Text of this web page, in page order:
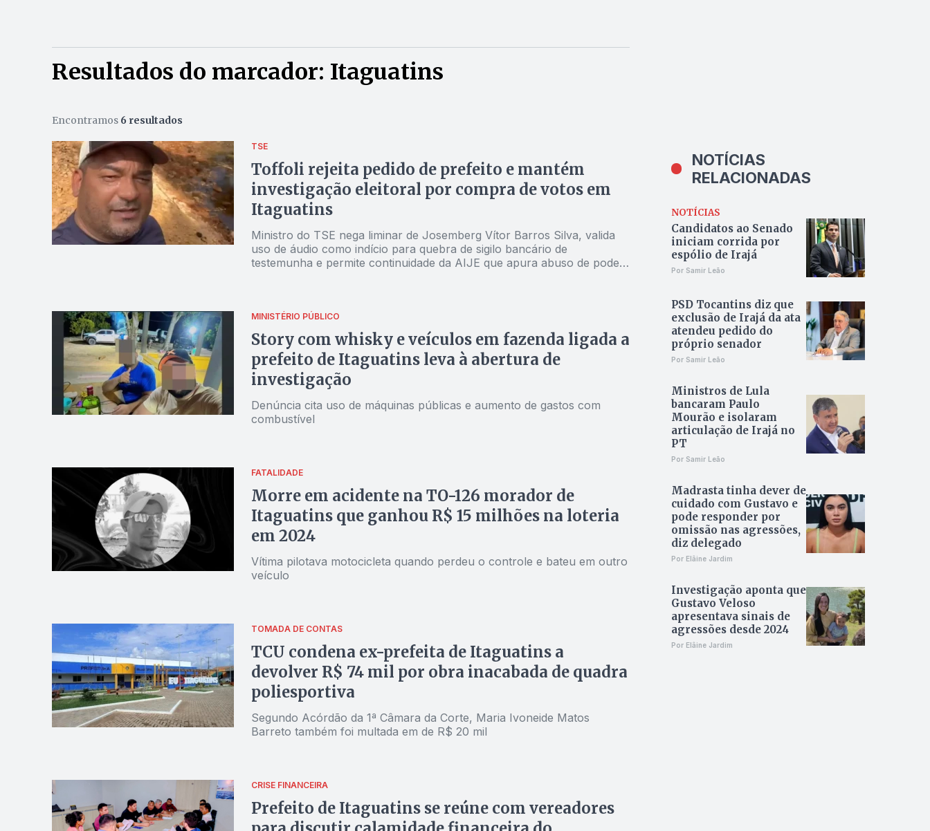
Resultados do marcador: Itaguatins
Encontramos 6 resultados
TSE
Toffoli rejeita pedido de prefeito e mantém
investigação eleitoral por compra de votos em
Itaguatins
Ministro do TSE nega liminar de Josemberg Vítor Barros Silva, valida
uso de áudio como indício para quebra de sigilo bancário de
testemunha e permite continuidade da AIJE que apura abuso de poder
MINISTÉRIO PÚBLICO
Story com whisky e veículos em fazenda ligada a
prefeito de Itaguatins leva à abertura de
investigação
Denúncia cita uso de máquinas públicas e aumento de gastos com
combustível
FATALIDADE
Morre em acidente na TO-126 morador de
Itaguatins que ganhou R$ 15 milhões na loteria
em 2024
Vítima pilotava motocicleta quando perdeu o controle e bateu em outro
veículo
TOMADA DE CONTAS
TCU condena ex-prefeita de Itaguatins a
devolver R$ 74 mil por obra inacabada de quadra
poliesportiva
Segundo Acórdão da 1ª Câmara da Corte, Maria Ivoneide Matos
Barreto também foi multada em de R$ 20 mil
CRISE FINANCEIRA
Prefeito de Itaguatins se reúne com vereadores
NOTÍCIAS
RELACIONADAS
NOTÍCIAS
Candidatos ao Senado
iniciam corrida por
espólio de Irajá
Por Samir Leão
PSD Tocantins diz que
exclusão de Irajá da ata
atendeu pedido do
próprio senador
Por Samir Leão
Ministros de Lula
bancaram Paulo
Mourão e isolaram
articulação de Irajá no
PT
Por Samir Leão
Madrasta tinha dever de
cuidado com Gustavo e
pode responder por
omissão nas agressões,
diz delegado
Por Elâine Jardim
Investigação aponta que
Gustavo Veloso
apresentava sinais de
agressões desde 2024
Por Elâine Jardim